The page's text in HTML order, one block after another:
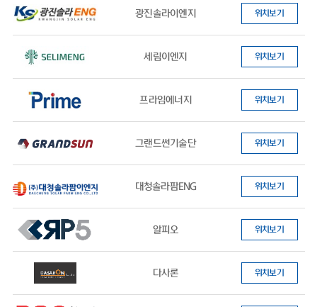
광진솔라이엔지 위치보기
세림이엔지 위치보기
프라임에너지 위치보기
그랜드썬기술단 위치보기
대청솔라팜ENG 위치보기
알피오 위치보기
다사론 위치보기